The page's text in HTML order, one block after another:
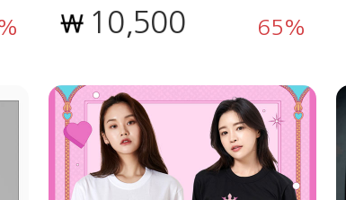
10,500 65